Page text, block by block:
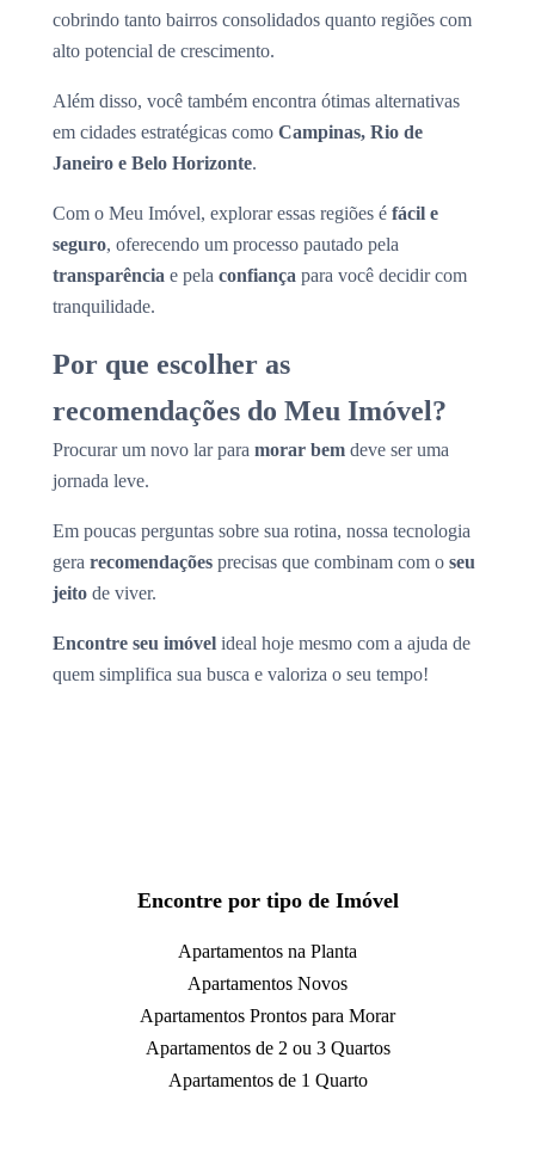
cobrindo tanto bairros consolidados quanto regiões com
alto potencial de crescimento.
Além disso, você também encontra ótimas alternativas
em cidades estratégicas como Campinas, Rio de
Janeiro e Belo Horizonte.
Com o Meu Imóvel, explorar essas regiões é fácil e
seguro, oferecendo um processo pautado pela
transparência e pela confiança para você decidir com
tranquilidade.
Por que escolher as
recomendações do Meu Imóvel?
Procurar um novo lar para morar bem deve ser uma
jornada leve.
Em poucas perguntas sobre sua rotina, nossa tecnologia
gera recomendações precisas que combinam com o seu
jeito de viver.
Encontre seu imóvel ideal hoje mesmo com a ajuda de
quem simplifica sua busca e valoriza o seu tempo!
Encontre por tipo de Imóvel
Apartamentos na Planta
Apartamentos Novos
Apartamentos Prontos para Morar
Apartamentos de 2 ou 3 Quartos
Apartamentos de 1 Quarto